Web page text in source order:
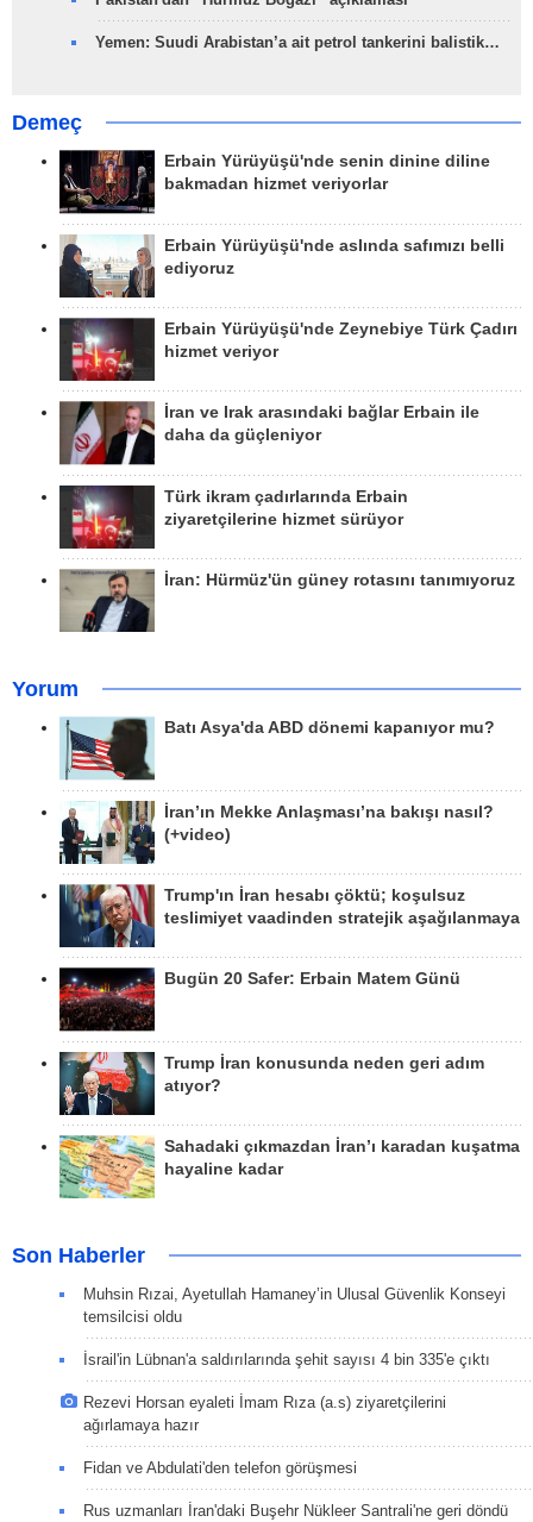
Yemen: Suudi Arabistan’a ait petrol tankerini balistik…
Demeç
Erbain Yürüyüşü'nde senin dinine diline
bakmadan hizmet veriyorlar
Erbain Yürüyüşü'nde aslında safımızı belli
ediyoruz
Erbain Yürüyüşü'nde Zeynebiye Türk Çadırı
hizmet veriyor
İran ve Irak arasındaki bağlar Erbain ile
daha da güçleniyor
Türk ikram çadırlarında Erbain
ziyaretçilerine hizmet sürüyor
İran: Hürmüz'ün güney rotasını tanımıyoruz
Yorum
Batı Asya'da ABD dönemi kapanıyor mu?
İran’ın Mekke Anlaşması’na bakışı nasıl?
(+video)
Trump'ın İran hesabı çöktü; koşulsuz
teslimiyet vaadinden stratejik aşağılanmaya
Bugün 20 Safer: Erbain Matem Günü
Trump İran konusunda neden geri adım
atıyor?
Sahadaki çıkmazdan İran’ı karadan kuşatma
hayaline kadar
Son Haberler
Muhsin Rızai, Ayetullah Hamaney’in Ulusal Güvenlik Konseyi
temsilcisi oldu
İsrail'in Lübnan'a saldırılarında şehit sayısı 4 bin 335'e çıktı
Rezevi Horsan eyaleti İmam Rıza (a.s) ziyaretçilerini
ağırlamaya hazır
Fidan ve Abdulati'den telefon görüşmesi
Rus uzmanları İran'daki Buşehr Nükleer Santrali'ne geri döndü